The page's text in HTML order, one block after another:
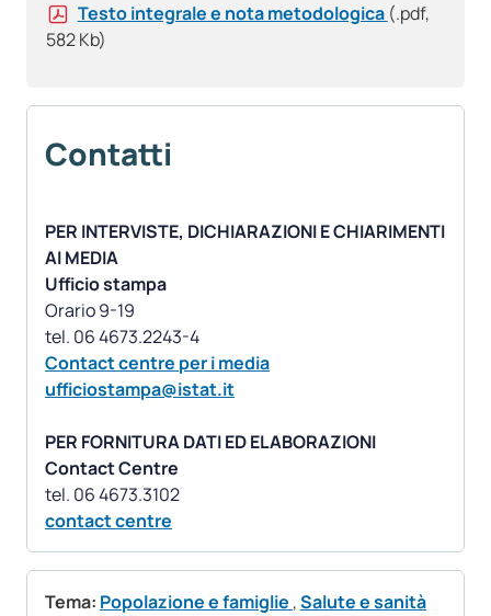
Testo integrale e nota metodologica (.pdf,
582 Kb)
Contatti
PER INTERVISTE, DICHIARAZIONI E CHIARIMENTI
AI MEDIA
Ufficio stampa
Orario 9-19
Contact centre per i media
ufficiostampa@istat.it
PER FORNITURA DATI ED ELABORAZIONI
Contact Centre
contact centre
Tema: Popolazione e famiglie ,Salute e sanità